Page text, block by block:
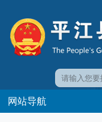
网站导航